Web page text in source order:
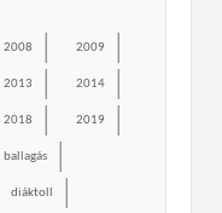
2008 2009
2013 2014
2018 2019
ballagás
diáktoll